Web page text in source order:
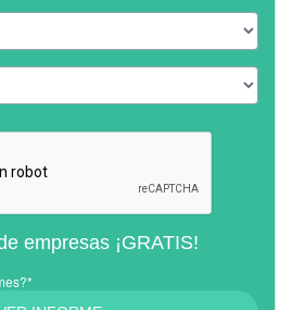
empresas ¡GRATIS!